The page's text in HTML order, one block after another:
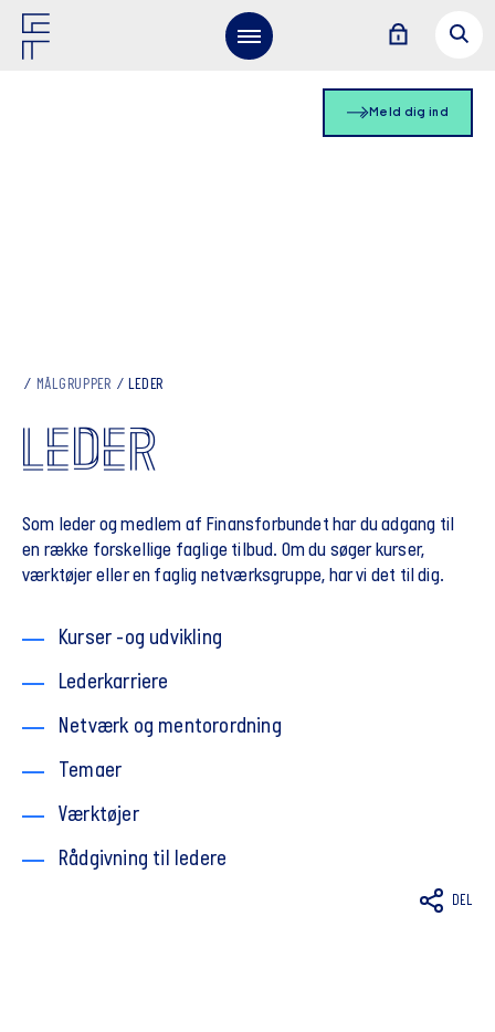
Meld dig ind
MÅLGRUPPER LEDER
LEDER
Som leder og medlem af Finansforbundet har du adgang til
en række forskellige faglige tilbud. Om du søger kurser,
værktøjer eller en faglig netværksgruppe, har vi det til dig.
Kurser -og udvikling
Lederkarriere
Netværk og mentorordning
Temaer
Værktøjer
Rådgivning til ledere
DEL